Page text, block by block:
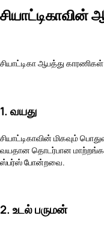
சியாட்டிகாவின்
சியாட்டிகா ஆபத்து
1. வயது
சியாட்டிகாவின் மிகவும்
வயதான தொடர்பான
ஸ்பர்ஸ் போன்றவை.
2. உடல் பருமன்